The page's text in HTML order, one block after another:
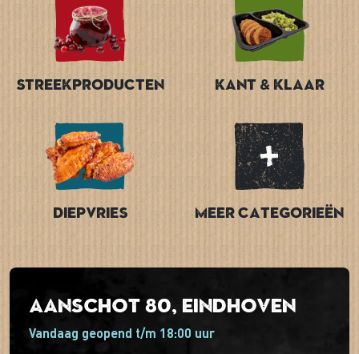
Streekproducten Kant & Klaar
Diepvries Meer categorieën
Aanschot 80, Eindhoven
Vandaag geopend t/m 18:00 uur